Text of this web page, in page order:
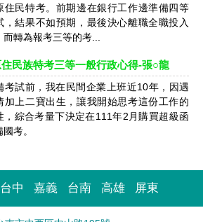
住民特考。前期邊在銀行工作邊準備四等
，結果不如預期，最後決心離職全職投入
而轉為報考三等的考...
住民族特考三等一般行政心得-張○龍
考試前，我在民間企業上班近10年，因遇
加上二寶出生，讓我開始思考這份工作的
，綜合考量下決定在111年2月購買超級函
考。
台中 嘉義 台南 高雄 屏東